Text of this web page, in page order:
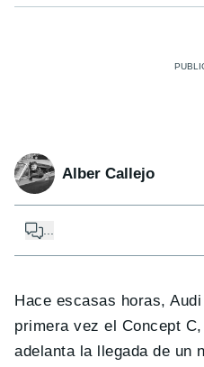
Alber Callejo
...
Hace escasas horas,
primera vez el Concept
adelanta la llegada de un